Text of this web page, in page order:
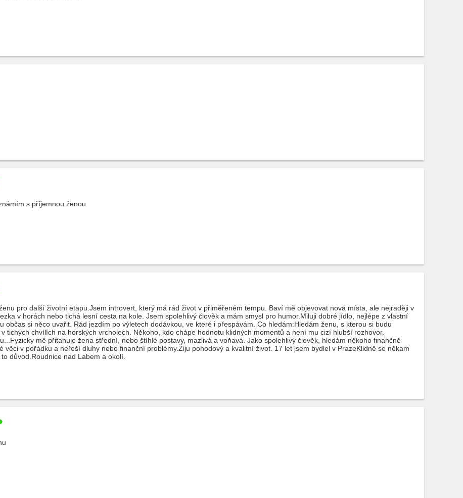
s příjemnou ženou
pro další životní etapu.Jsem introvert, který má rád život v přiměřeném tempu. Baví mě objevovat nová místa, ale nejraději v
v horách nebo tichá lesní cesta na kole. Jsem spolehlivý člověk a mám smysl pro humor.Miluji dobré jídlo, nejlépe z vlastní
občas si něco uvařit. Rád jezdím po výletech dodávkou, ve které i přespávám. Co hledám:Hledám ženu, s kterou si budu
tichých chvílích na horských vrcholech. Někoho, kdo chápe hodnotu klidných momentů a není mu cizí hlubší rozhovor.
mě přitahuje žena střední, nebo štíhlé postavy, mazlivá a voňavá. Jako spolehlivý člověk, hledám někoho finančně
věci v pořádku a neřeší dluhy nebo finanční problémy.Žiju pohodový a kvalitní život. 17 let jsem bydlel v PrazeKlidně se někam
důvod.Roudnice nad Labem a okolí.